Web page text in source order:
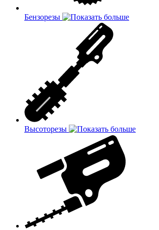
Бензорезы
Высоторезы